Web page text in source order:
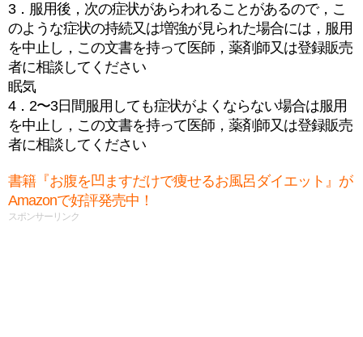
3．服用後，次の症状があらわれることがあるので，こ
のような症状の持続又は増強が見られた場合には，服用
を中止し，この文書を持って医師，薬剤師又は登録販売
者に相談してください
眠気
4．2〜3日間服用しても症状がよくならない場合は服用
を中止し，この文書を持って医師，薬剤師又は登録販売
者に相談してください
書籍『お腹を凹ますだけで痩せるお風呂ダイエット』が
Amazonで好評発売中！
スポンサーリンク